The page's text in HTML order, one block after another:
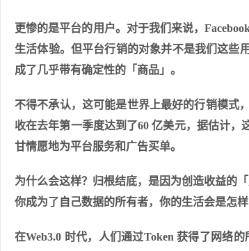
更惨的是平台的用户。对于我们来说，
生活体验。但平台行销的对象并不是我们这些
成了几乎带有确定性的「商品」。
不得不承认，这可能是世界上最好的行销模式
收在去年第一季度达到了60 亿美元，据估计
甘情愿地为平台服务和广告买单。
为什么会这样？归根结底，是因为创造收益的
你成为了自己数据的所有者，你的生活会是怎样
在Web3.0 时代，人们通过Token 获得了网络